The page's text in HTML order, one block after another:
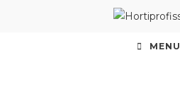
MENU